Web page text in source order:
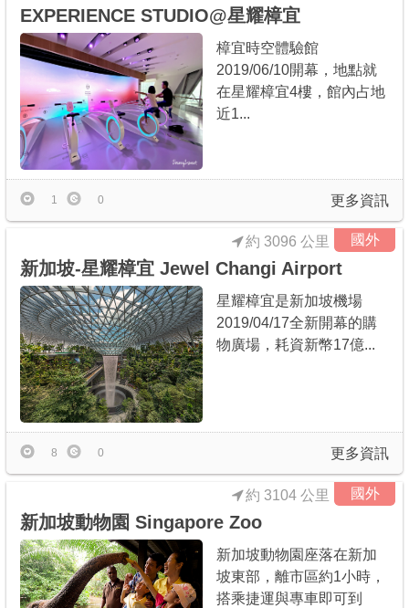
EXPERIENCE STUDIO@星耀樟宜
樟宜時空體驗館
2019/06/10開幕，地點就
在星耀樟宜4樓，館內占地
近1...
更多資訊
1 0
國外
約 3096 公里
新加坡-星耀樟宜 Jewel Changi Airport
星耀樟宜是新加坡機場
2019/04/17全新開幕的購
物廣場，耗資新幣17億...
更多資訊
8 0
國外
約 3104 公里
新加坡動物園 Singapore Zoo
新加坡動物園座落在新加
坡東部，離市區約1小時，
搭乘捷運與專車即可到